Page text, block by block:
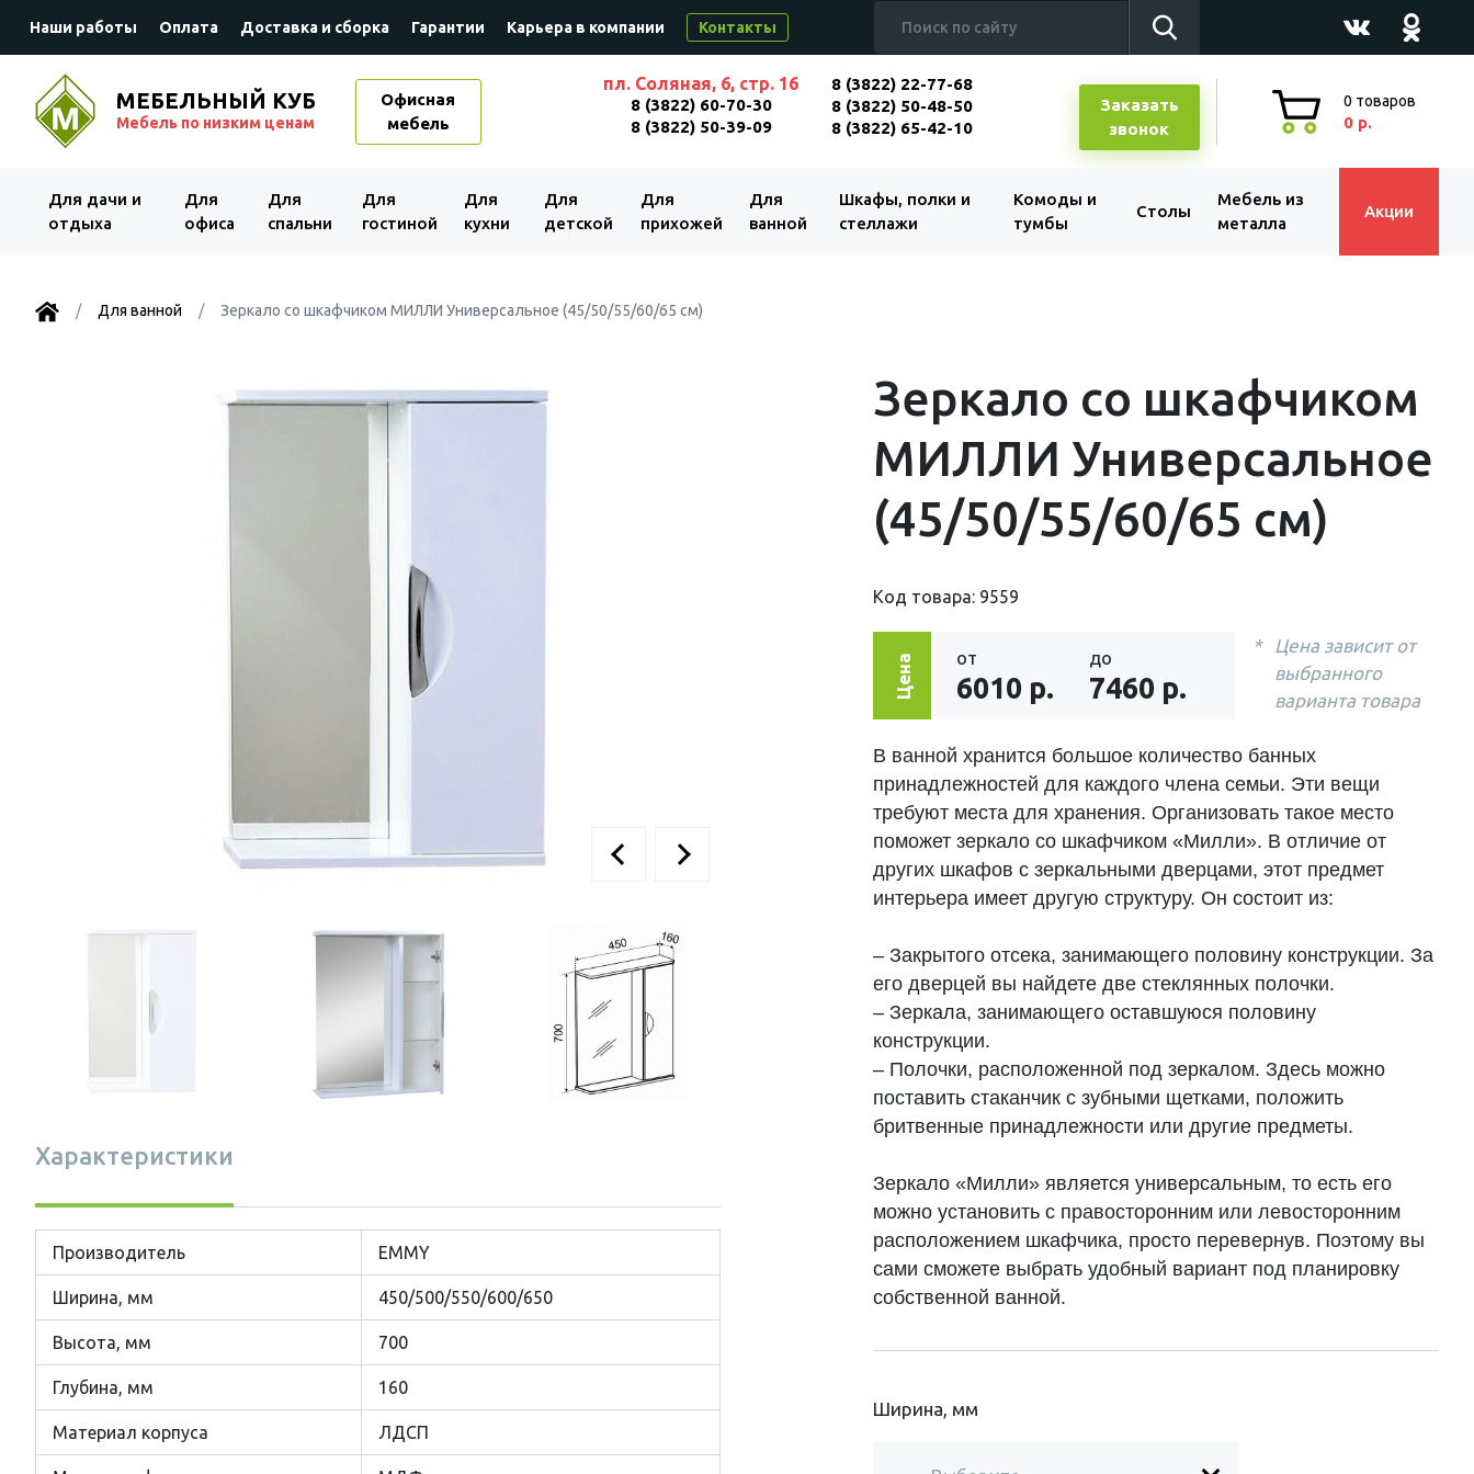
Наши работы Оплата Доставка и сборка Гарантии Карьера в компании Контакты
МЕБЕЛЬНЫЙ КУБ
Мебель по низким ценам
Офисная
мебель
пл. Соляная, 6, стр. 16
8 (3822) 60-70-30
8 (3822) 50-39-09
8 (3822) 22-77-68
8 (3822) 50-48-50
8 (3822) 65-42-10
Заказать
звонок
0 товаров
0 р.
Для дачи и
отдыха
Для
офиса
Для
спальни
Для
гостиной
Для
кухни
Для
детской
Для
прихожей
Для
ванной
Шкафы, полки и
стеллажи
Комоды и
тумбы
Столы
Мебель из
металла
Акции
Для ванной Зеркало со шкафчиком МИЛЛИ Универсальное (45/50/55/60/65 см)
Характеристики
Производитель EMMY
Ширина, мм 450/500/550/600/650
Высота, мм 700
Глубина, мм 160
Материал корпуса ЛДСП
Зеркало со шкафчиком
МИЛЛИ Универсальное
(45/50/55/60/65 см)
Код товара: 9559
Цена от
6010 р.
до
7460 р.
Цена зависит от
выбранного
варианта товара
В ванной хранится большое количество банных
принадлежностей для каждого члена семьи. Эти вещи
требуют места для хранения. Организовать такое место
поможет зеркало со шкафчиком «Милли». В отличие от
других шкафов с зеркальными дверцами, этот предмет
интерьера имеет другую структуру. Он состоит из:
– Закрытого отсека, занимающего половину конструкции. За
его дверцей вы найдете две стеклянных полочки.
– Зеркала, занимающего оставшуюся половину
конструкции.
– Полочки, расположенной под зеркалом. Здесь можно
поставить стаканчик с зубными щетками, положить
бритвенные принадлежности или другие предметы.
Зеркало «Милли» является универсальным, то есть его
можно установить с правосторонним или левосторонним
расположением шкафчика, просто перевернув. Поэтому вы
сами сможете выбрать удобный вариант под планировку
собственной ванной.
Ширина, мм